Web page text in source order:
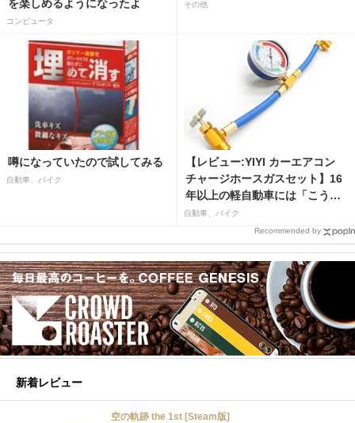
を楽しめるようになったよ
コンピュータ
その他
噂になっていたので試してみる
自動車、バイク
【レビュー:YIYI カーエアコン
チャージホースガスセット】16
年以上の軽自動車には「こうか
はばつぐんだ」が…
自動車、バイク
Recommended by
新着レビュー
空の軌跡 the 1st [Steam版]